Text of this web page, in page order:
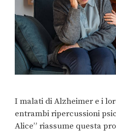
I malati di Alzheimer e i
entrambi ripercussioni
Alice” riassume questa